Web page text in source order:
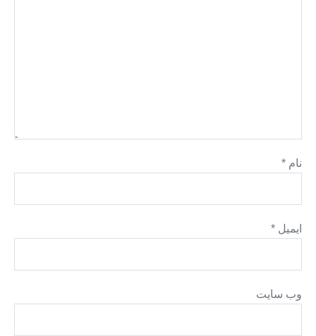
نام *
ایمیل *
وب‌ سایت